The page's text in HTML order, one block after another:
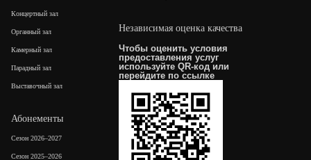
Концертный зал
Органный зал
Камерный зал
Парадный зал
Выставочный зал
Абонементы
Сезон 2026–2027
Сезон 2025–2026
Независимая оценка качества
Чтобы оценить условия
предоставления услуг
используйте QR-код или
перейдите поссылке